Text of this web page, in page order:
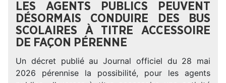
LES AGENTS PUBLICS PEUVENT
DÉSORMAIS CONDUIRE DES BUS
SCOLAIRES À TITRE ACCESSOIRE
DE FAÇON PÉRENNE
Un décret publié au Journal officiel du 28 mai
2026 pérennise la possibilité, pour les agents